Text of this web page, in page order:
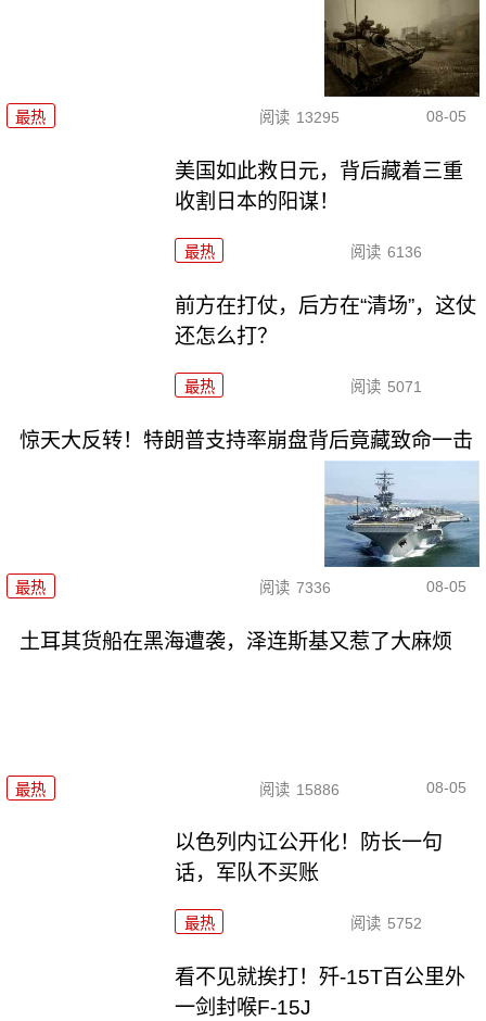
最热 阅读 13295 08-05
美国如此救日元，背后藏着三重
收割日本的阳谋！
最热 阅读 6136
前方在打仗，后方在“清场”，这仗
还怎么打？
最热 阅读 5071
惊天大反转！特朗普支持率崩盘背后竟藏致命一击
最热 阅读 7336 08-05
土耳其货船在黑海遭袭，泽连斯基又惹了大麻烦
最热 阅读 15886 08-05
以色列内讧公开化！防长一句
话，军队不买账
最热 阅读 5752
看不见就挨打！歼-15T百公里外
一剑封喉F-15J